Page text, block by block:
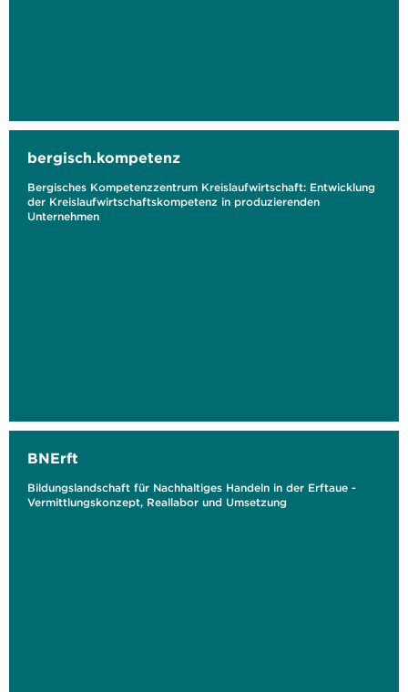
bergisch.kompetenz
Bergisches Kompetenzzentrum Kreislaufwirtschaft: Entwicklung
der Kreislaufwirtschaftskompetenz in produzierenden
Unternehmen
BNErft
Bildungslandschaft für Nachhaltiges Handeln in der Erftaue -
Vermittlungskonzept, Reallabor und Umsetzung